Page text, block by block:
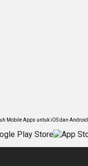
Mobile Apps untuk iOS dan Android